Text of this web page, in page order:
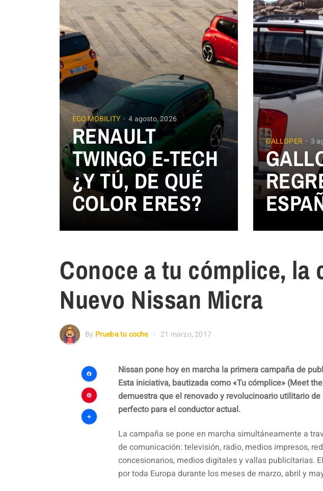
ECO MOBILITY 4 agosto, 2026
RENAULT
TWINGO E-TECH
¿Y TÚ, DE QUÉ
COLOR ERES?
GALLOPER 3
Conoce a tu cómplice, la
Nuevo Nissan Micra
By Prueba tu coche 21 marzo, 2017
Facebook
Pinterest
Compartir
Nissan pone hoy en marcha la primera campaña de
Esta iniciativa, bautizada como «Tu cómplice» (Meet
demuestra que el renovado y revolucinoario utilitario
perfecto para el conductor actual.
La campaña se pone en marcha simultáneamente a
de comunicación: televisión, radio, medios impresos,
concesionarios, medios digitales y vallas publicitarias.
por toda Europa durante los meses de marzo, abril y